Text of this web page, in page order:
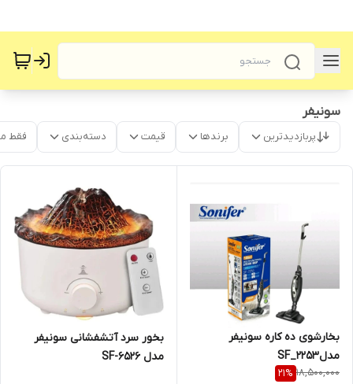
سونیفر
پربازدیدترین برندها قیمت دسته‌بندی فقط
بخارشوی ده کاره سونیفر
مدلSF_2253
18,500,000
21%
بخور سرد آتشفشانی سونیفر
مدل SF-6526